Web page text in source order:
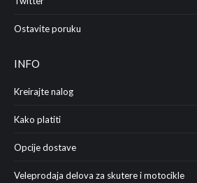
Ostavite poruku
INFO
Kreirajte nalog
Kako platiti
Opcije dostave
Veleprodaja delova za skutere i motocikle